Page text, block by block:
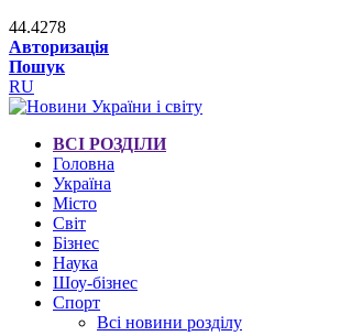
44.4278
Авторизація
Пошук
RU
ВСІ РОЗДІЛИ
Головна
Україна
Місто
Світ
Бізнес
Наука
Шоу-бізнес
Спорт
Всі новини розділу